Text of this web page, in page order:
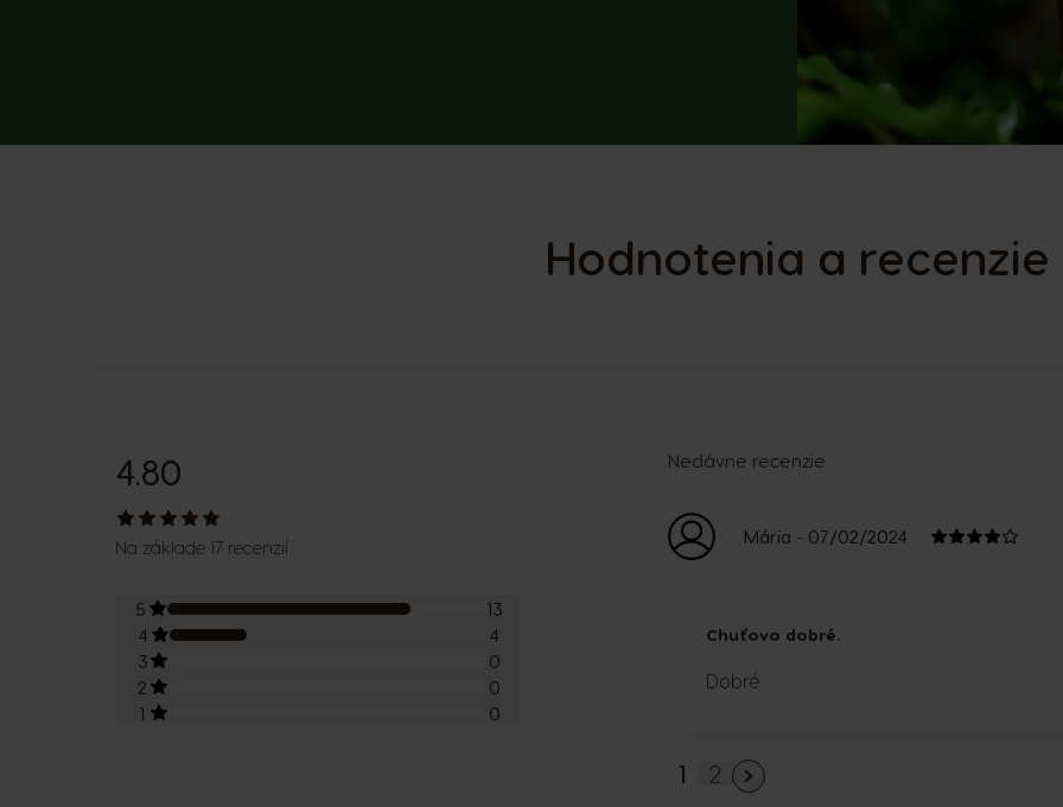
Hodnotenia a recenzie
4.80
Na základe 17 recenzií
5
13
4
4
3
0
2
0
1
0
Nedávne recenzie
Mária - 07/02/2024
Chuťovo dobré.
Dobré
You're currently reading page
1 Strana
2